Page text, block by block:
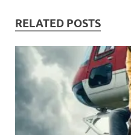
RELATED POSTS